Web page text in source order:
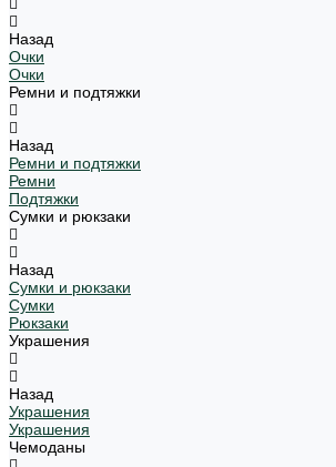
Назад
Очки
Очки
Ремни и подтяжки
Назад
Ремни и подтяжки
Ремни
Подтяжки
Сумки и рюкзаки
Назад
Сумки и рюкзаки
Сумки
Рюкзаки
Украшения
Назад
Украшения
Украшения
Чемоданы